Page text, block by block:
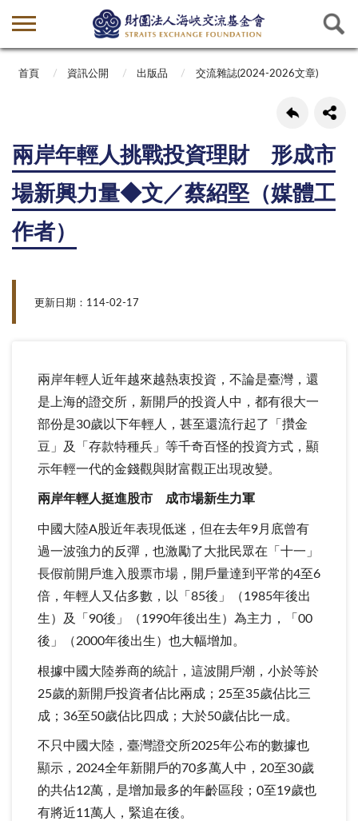
首頁 資訊公開 出版品 交流雜誌(2024-2026文章)
兩岸年輕人挑戰投資理財 形成市
場新興力量◆文／蔡紹堅（媒體工
作者）
更新日期：114-02-17
兩岸年輕人近年越來越熱衷投資，不論是臺灣，還
是上海的證交所，新開戶的投資人中，都有很大一
部份是30歲以下年輕人，甚至還流行起了「攢金
豆」及「存款特種兵」等千奇百怪的投資方式，顯
示年輕一代的金錢觀與財富觀正出現改變。
兩岸年輕人挺進股市 成市場新生力軍
中國大陸A股近年表現低迷，但在去年9月底曾有
過一波強力的反彈，也激勵了大批民眾在「十一」
長假前開戶進入股票市場，開戶量達到平常的4至6
倍，年輕人又佔多數，以「85後」（1985年後出
生）及「90後」（1990年後出生）為主力，「00
後」（2000年後出生）也大幅增加。
根據中國大陸券商的統計，這波開戶潮，小於等於
25歲的新開戶投資者佔比兩成；25至35歲佔比三
成；36至50歲佔比四成；大於50歲佔比一成。
不只中國大陸，臺灣證交所2025年公布的數據也
顯示，2024全年新開戶的70多萬人中，20至30歲
的共佔12萬，是增加最多的年齡區段；0至19歲也
有將近11萬人，緊追在後。